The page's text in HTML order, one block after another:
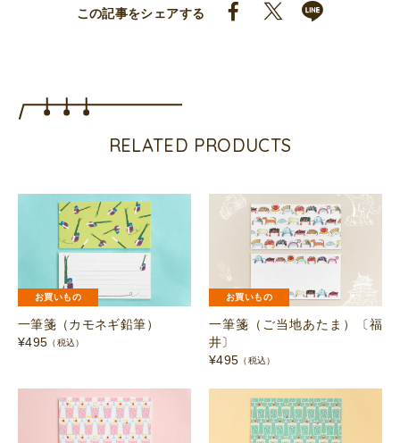
ダ）
この記事をシェアする
RELATED PRODUCTS
お買いもの
一筆箋（カモネギ鉛筆）
¥495 （税込）
お買いもの
一筆箋（ご当地あたま）〔福
井〕
¥495 （税込）